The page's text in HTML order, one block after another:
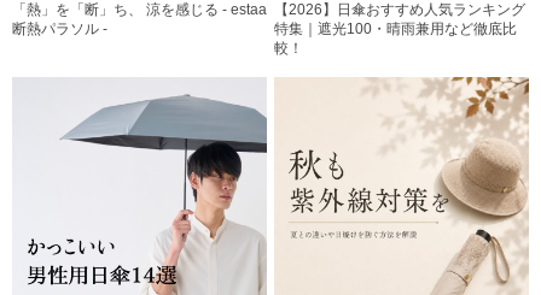
「熱」を「断」ち、 涼を感じる - estaa
断熱パラソル -
【2026】日傘おすすめ人気ランキング
特集｜遮光100・晴雨兼用など徹底比
較！